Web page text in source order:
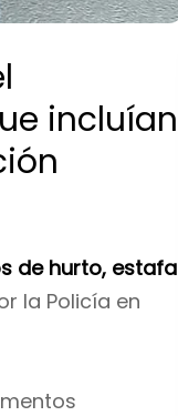
incluían
de hurto, estafa
la Policía en